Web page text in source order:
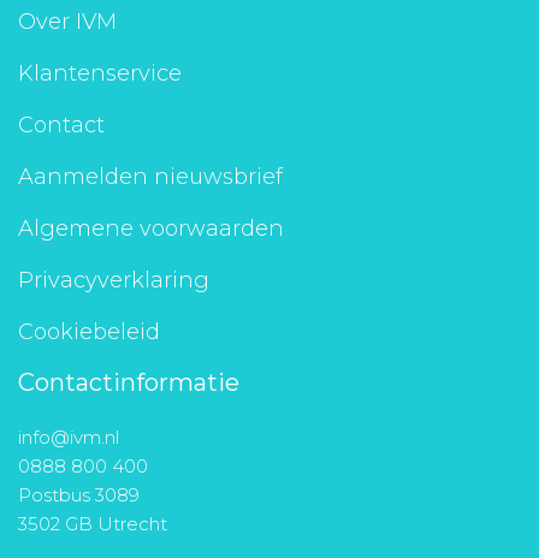
Over IVM
Klantenservice
Contact
Aanmelden nieuwsbrief
Algemene voorwaarden
Privacyverklaring
Cookiebeleid
Contactinformatie
info@ivm.nl
0888 800 400
Postbus 3089
3502 GB Utrecht